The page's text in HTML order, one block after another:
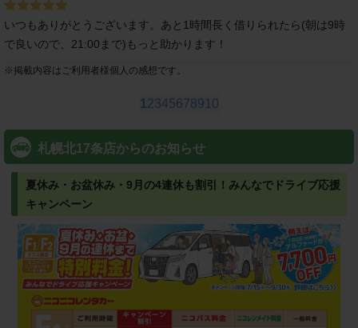
いつもありがとうございます。あと1時間長く借りられたら(朝は9時
で良いので、21:00まで)もっと助かります！
※ 掲載内容はご利用者様個人の感想です。
123456 78910
札幌北17条店からのお知らせ
夏休み・お盆休み・9月の4連休も割引！みんなでドライブ応援
キャンペーン